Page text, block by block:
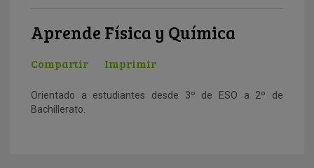
Aprende Física y Química
Compartir Imprimir
Orientado a estudiantes desde 3º de ESO a 2º de
Bachillerato.